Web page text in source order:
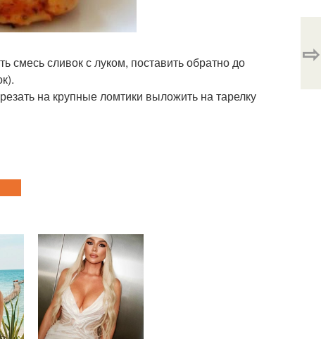
смесь сливок с луком, поставить обратно до
на крупные ломтики выложить на тарелку
⇨